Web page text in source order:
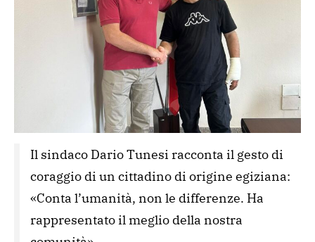
Il sindaco Dario Tunesi racconta il gesto di
coraggio di un cittadino di origine egiziana:
«Conta l’umanità, non le differenze. Ha
rappresentato il meglio della nostra